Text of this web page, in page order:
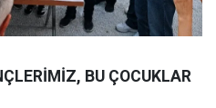
BU ÇOCUKLAR